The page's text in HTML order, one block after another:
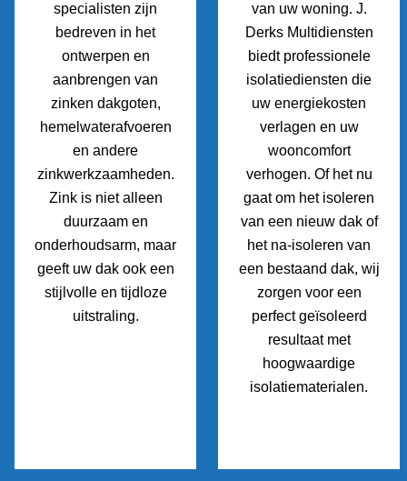
specialisten zijn
bedreven in het
ontwerpen en
aanbrengen van
zinken dakgoten,
hemelwaterafvoeren
en andere
zinkwerkzaamheden.
Zink is niet alleen
duurzaam en
onderhoudsarm, maar
geeft uw dak ook een
stijlvolle en tijdloze
uitstraling.
van uw woning. J.
Derks Multidiensten
biedt professionele
isolatiediensten die
uw energiekosten
verlagen en uw
wooncomfort
verhogen. Of het nu
gaat om het isoleren
van een nieuw dak of
het na-isoleren van
een bestaand dak, wij
zorgen voor een
perfect geïsoleerd
resultaat met
hoogwaardige
isolatiematerialen.